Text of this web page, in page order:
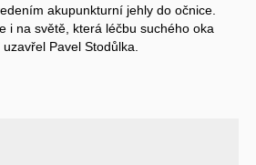
akupunkturní jehly do očnice.
i na světě, která léčbu suchého oka
Pavel Stodůlka.